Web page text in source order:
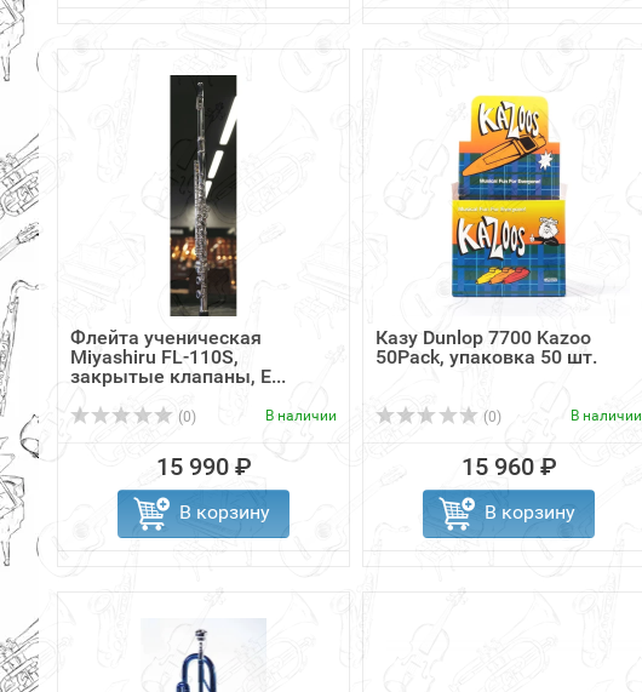
Флейта ученическая
Miyashiru FL-110S,
закрытые клапаны, E...
(0) В наличии
15 990 ₽
В корзину
Казу Dunlop 7700 Kazoo
50Pack, упаковка 50 шт.
(0) В наличии
15 960 ₽
В корзину